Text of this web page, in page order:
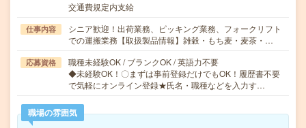
交通費規定内支給
仕事内容
シニア歓迎！出荷業務、ピッキング業務、フォークリフト
での運搬業務【取扱製品情報】雑穀・もち麦・麦茶・…
応募資格
職種未経験OK / ブランクOK / 英語力不要
◆未経験OK！〇まずは事前登録だけでもOK！履歴書不要
で気軽にオンライン登録★氏名・職種などを入力す…
職場の雰囲気